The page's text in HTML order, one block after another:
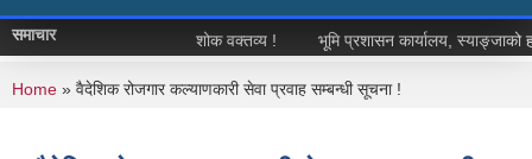
समाचार शोक वक्तव्य ! भूमि प्रशासन कार्यालय, स्याङ्जाको
You are here
Home » वैदेशिक रोजगार कल्याणकारी सेवा प्रवाह सम्बन्धी सूचना !